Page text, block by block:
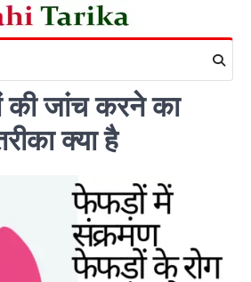
जांच करने का
क्या है